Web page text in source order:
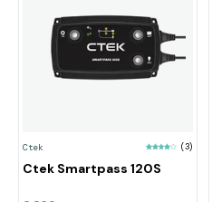
Ctek (3)
Ctek Smartpass 120S